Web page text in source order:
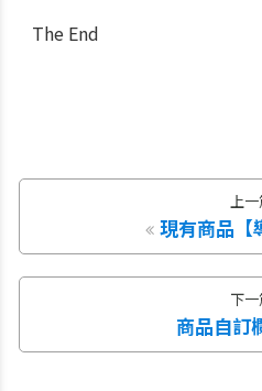
The End
上一
現有商品【
下一
商品自訂